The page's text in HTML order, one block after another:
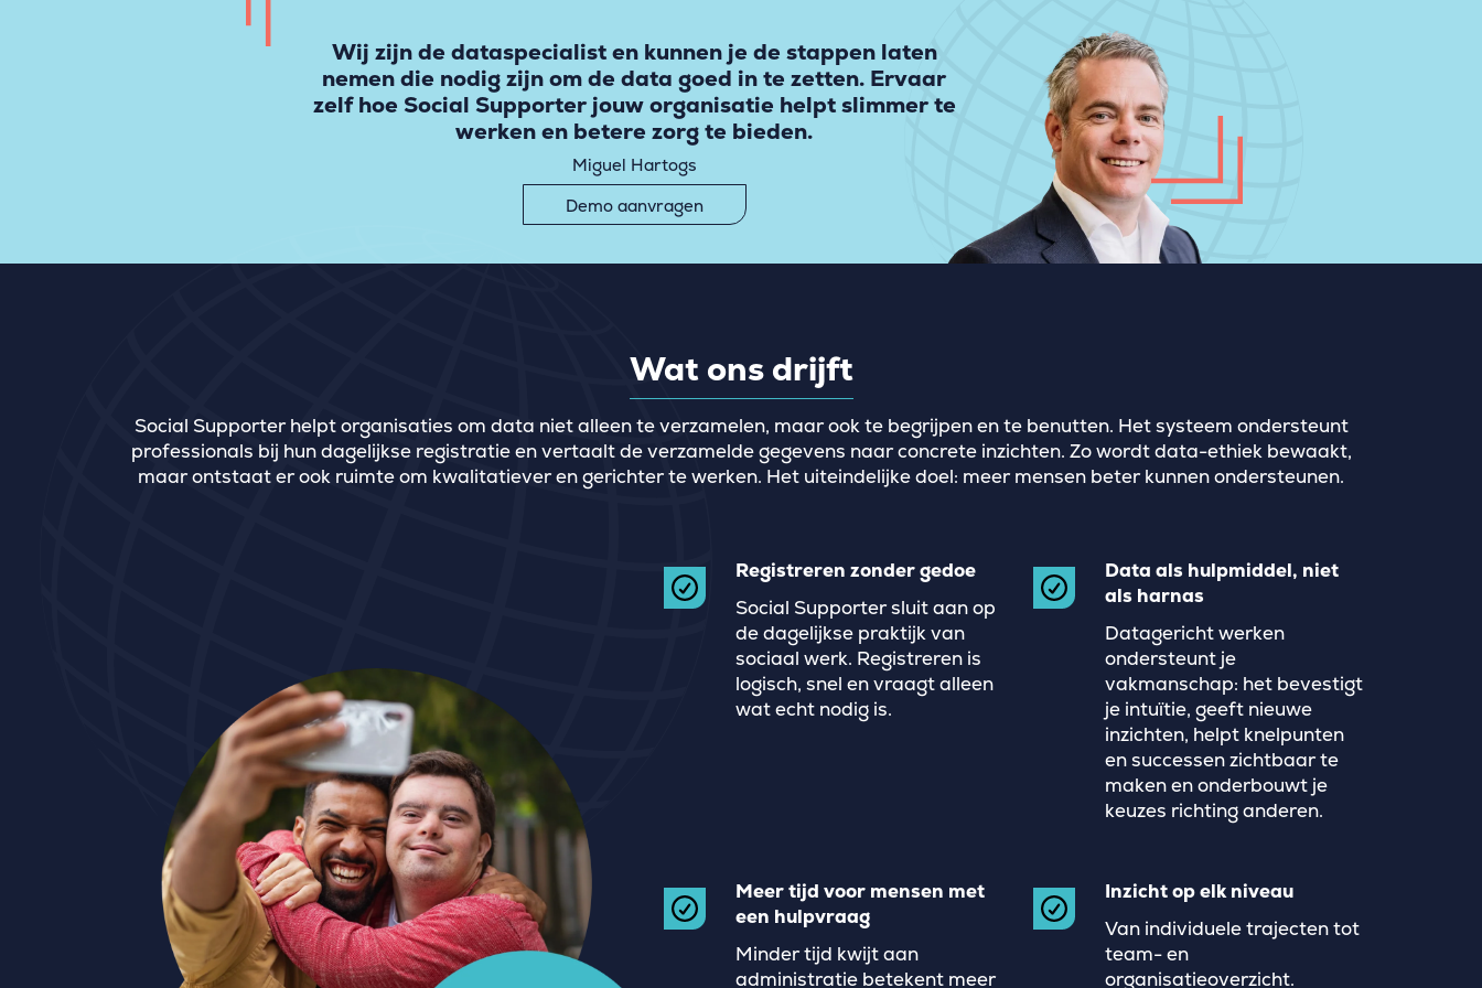
Wij zijn de dataspecialist en kunnen je de stappen laten
nemen die nodig zijn om de data goed in te zetten. Ervaar
zelf hoe Social Supporter jouw organisatie helpt slimmer te
werken en betere zorg te bieden.
Miguel Hartogs
Demo aanvragen
Wat ons drijft
Social Supporter helpt organisaties om data niet alleen te verzamelen, maar ook te begrijpen en te benutten. Het systeem ondersteunt
professionals bij hun dagelijkse registratie en vertaalt de verzamelde gegevens naar concrete inzichten. Zo wordt data-ethiek bewaakt,
maar ontstaat er ook ruimte om kwalitatiever en gerichter te werken. Het uiteindelijke doel: meer mensen beter kunnen ondersteunen.
Registreren zonder gedoe
Social Supporter sluit aan op
de dagelijkse praktijk van
sociaal werk. Registreren is
logisch, snel en vraagt alleen
wat echt nodig is.
Data als hulpmiddel, niet
als harnas
Datagericht werken
ondersteunt je
vakmanschap: het bevestigt
je intuïtie, geeft nieuwe
inzichten, helpt knelpunten
en successen zichtbaar te
maken en onderbouwt je
keuzes richting anderen.
Meer tijd voor mensen met
een hulpvraag
Minder tijd kwijt aan
administratie betekent meer
Inzicht op elk niveau
Van individuele trajecten tot
team- en
organisatieoverzicht.